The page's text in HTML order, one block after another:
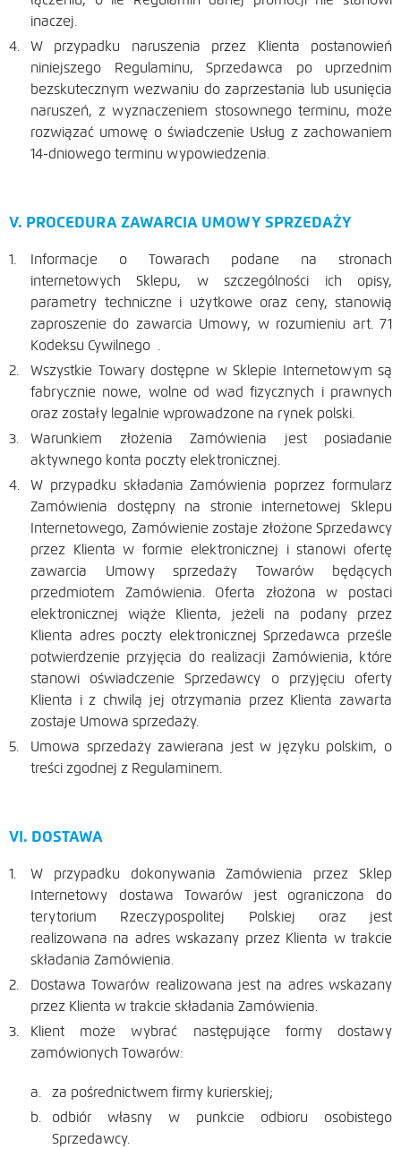
inaczej.
W przypadku naruszenia przez Klienta postanowień
niniejszego Regulaminu, Sprzedawca po uprzednim
bezskutecznym wezwaniu do zaprzestania lub usunięcia
naruszeń, z wyznaczeniem stosownego terminu, może
rozwiązać umowę o świadczenie Usług z zachowaniem
14-dniowego terminu wypowiedzenia.
V. PROCEDURA ZAWARCIA UMOWY SPRZEDAŻY
Informacje o Towarach podane na stronach
internetowych Sklepu, w szczególności ich opisy,
parametry techniczne i użytkowe oraz ceny, stanowią
zaproszenie do zawarcia Umowy, w rozumieniu art. 71
Kodeksu Cywilnego .
Wszystkie Towary dostępne w Sklepie Internetowym są
fabrycznie nowe, wolne od wad fizycznych i prawnych
oraz zostały legalnie wprowadzone na rynek polski.
Warunkiem złożenia Zamówienia jest posiadanie
aktywnego konta poczty elektronicznej.
W przypadku składania Zamówienia poprzez formularz
Zamówienia dostępny na stronie internetowej Sklepu
Internetowego, Zamówienie zostaje złożone Sprzedawcy
przez Klienta w formie elektronicznej i stanowi ofertę
zawarcia Umowy sprzedaży Towarów będących
przedmiotem Zamówienia. Oferta złożona w postaci
elektronicznej wiąże Klienta, jeżeli na podany przez
Klienta adres poczty elektronicznej Sprzedawca prześle
potwierdzenie przyjęcia do realizacji Zamówienia, które
stanowi oświadczenie Sprzedawcy o przyjęciu oferty
Klienta i z chwilą jej otrzymania przez Klienta zawarta
zostaje Umowa sprzedaży.
Umowa sprzedaży zawierana jest w języku polskim, o
treści zgodnej z Regulaminem.
VI. DOSTAWA
W przypadku dokonywania Zamówienia przez Sklep
Internetowy dostawa Towarów jest ograniczona do
terytorium Rzeczypospolitej Polskiej oraz jest
realizowana na adres wskazany przez Klienta w trakcie
składania Zamówienia.
Dostawa Towarów realizowana jest na adres wskazany
przez Klienta w trakcie składania Zamówienia.
Klient może wybrać następujące formy dostawy
zamówionych Towarów:
za pośrednictwem firmy kurierskiej;
odbiór własny w punkcie odbioru osobistego
Sprzedawcy.